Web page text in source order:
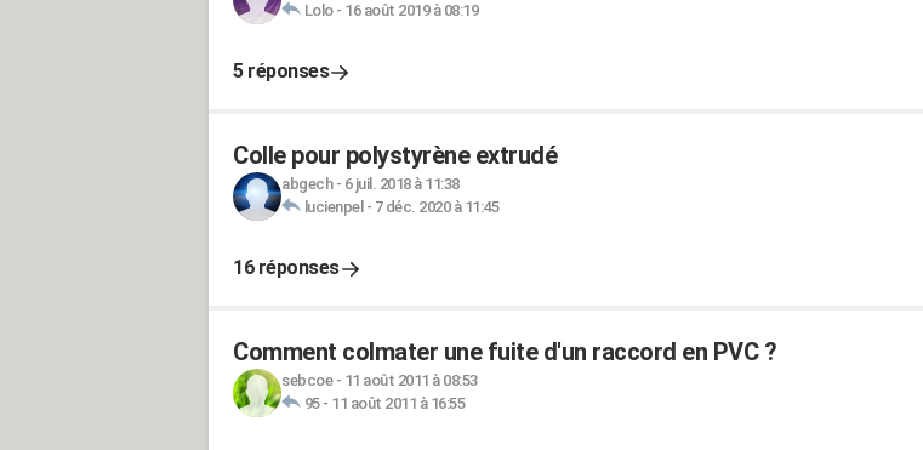
Lolo- 16 août 2019 à 08:19
5 réponses
Colle pour polystyrène extrudé
abgech- 6 juil. 2018 à 11:38
lucienpel - 7 déc. 2020 à 11:45
16 réponses
Comment colmater une fuite d'un raccord en PVC ?
sebcoe- 11 août 2011 à 08:53
95- 11 août 2011 à 16:55